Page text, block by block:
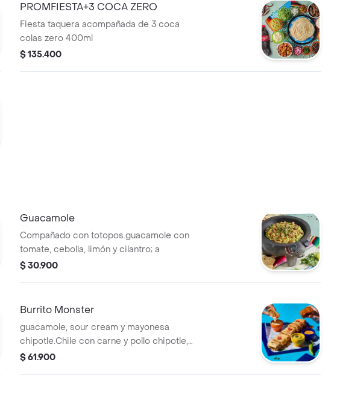
PROMFIESTA+3 COCA ZERO
Fiesta taquera acompañada de 3 coca
colas zero 400ml
$ 135.400
Guacamole
Compañado con totopos.guacamole con
tomate, cebolla, limón y cilantro; a
$ 30.900
Burrito Monster
guacamole, sour cream y mayonesa
chipotle.Chile con carne y pollo chipotle,
en un super burro gigante con arroz
$ 61.900